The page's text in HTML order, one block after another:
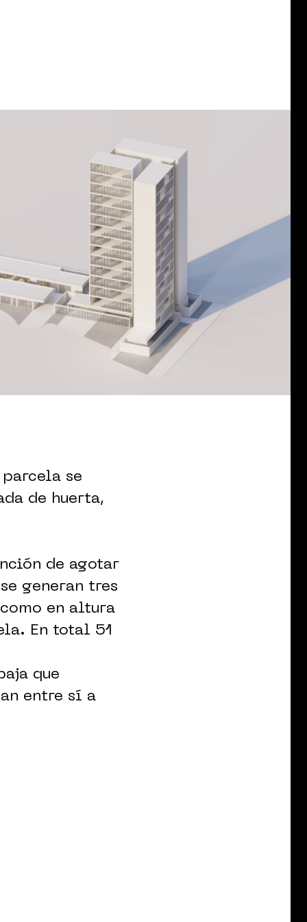
se
de huerta,
de agotar
generan tres
en altura
En total 51
que
entre sí a